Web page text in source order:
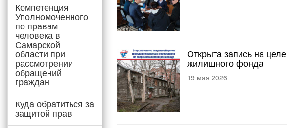
Компетенция
Уполномоченного
по правам
человека в
Самарской
области при
рассмотрении
обращений
граждан
Куда обратиться за
защитой прав
Открыта запись на
жилищного фонда
19 мая 2026